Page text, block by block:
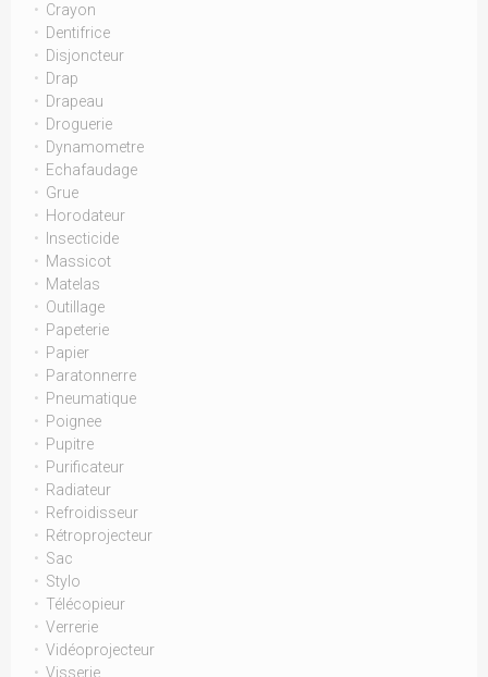
Crayon
Dentifrice
Disjoncteur
Drap
Drapeau
Droguerie
Dynamometre
Echafaudage
Grue
Horodateur
Insecticide
Massicot
Matelas
Outillage
Papeterie
Papier
Paratonnerre
Pneumatique
Poignee
Pupitre
Purificateur
Radiateur
Refroidisseur
Rétroprojecteur
Sac
Stylo
Télécopieur
Verrerie
Vidéoprojecteur
Visserie